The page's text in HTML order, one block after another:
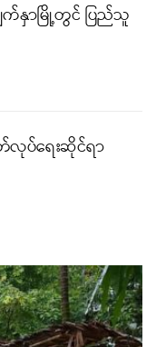
က်နှာမြို့တွင် ပြည်သူ
လုပ်ရေးဆိုင်ရာ